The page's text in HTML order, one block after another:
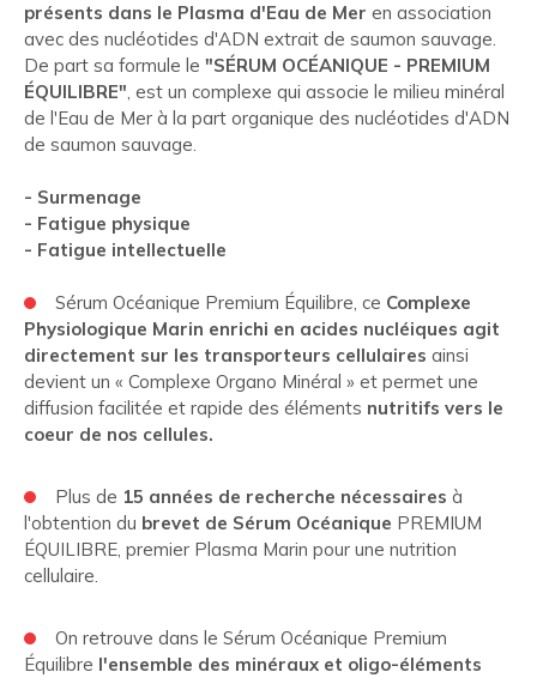
présents dans le Plasma d'Eau de Mer en association
avec des nucléotides d'ADN extrait de saumon sauvage.
De part sa formule le "SÉRUM OCÉANIQUE - PREMIUM
ÉQUILIBRE", est un complexe qui associe le milieu minéral
de l'Eau de Mer à la part organique des nucléotides d'ADN
de saumon sauvage.
- Surmenage
- Fatigue physique
- Fatigue intellectuelle
Sérum Océanique Premium Équilibre, ce Complexe
Physiologique Marin enrichi en acides nucléiques agit
directement sur les transporteurs cellulaires ainsi
devient un « Complexe Organo Minéral » et permet une
diffusion facilitée et rapide des éléments nutritifs vers le
coeur de nos cellules.
Plus de 15 années de recherche nécessaires à
l'obtention du brevet de Sérum Océanique PREMIUM
ÉQUILIBRE, premier Plasma Marin pour une nutrition
cellulaire.
On retrouve dans le Sérum Océanique Premium
Équilibre l'ensemble des minéraux et oligo-éléments